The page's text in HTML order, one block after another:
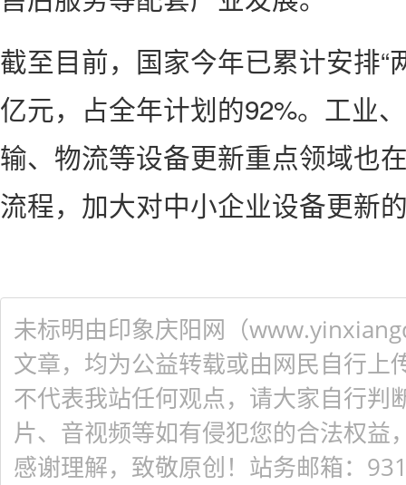
截至目前，国家今年已累计安排“
亿元，占全年计划的92%。工业
输、物流等设备更新重点领域也
流程，加大对中小企业设备更新
未标明由印象庆阳网（
文章，均为公益转载或由网民自行上
不代表我站任何观点，请大家自行判
片、音视频等如有侵犯您的合法权益
感谢理解，致敬原创！站务邮箱：